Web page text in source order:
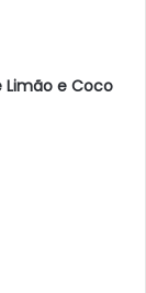
Limão e Coco